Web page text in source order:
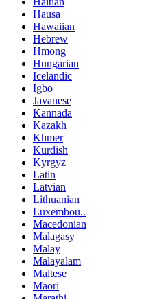
Hausa
Hawaiian
Hebrew
Hmong
Hungarian
Icelandic
Igbo
Javanese
Kannada
Kazakh
Khmer
Kurdish
Kyrgyz
Latin
Latvian
Lithuanian
Luxembou..
Macedonian
Malagasy
Malay
Malayalam
Maltese
Maori